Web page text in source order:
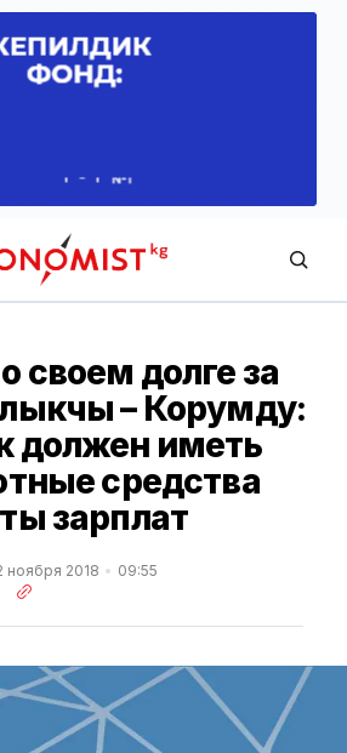
своем долге за
– Корумду:
должен иметь
средства
зарплат
ноября 2018 09:55